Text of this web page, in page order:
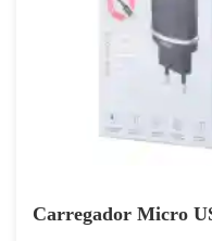
Carregador Micro